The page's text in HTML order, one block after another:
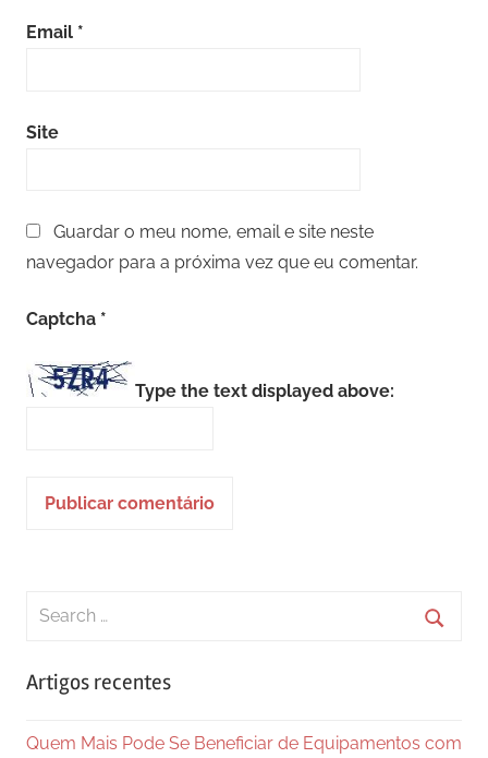
Email *
Site
Guardar o meu nome, email e site neste
navegador para a próxima vez que eu comentar.
Captcha *
Type the text displayed above:
Search
Artigos recentes
Quem Mais Pode Se Beneficiar de Equipamentos com